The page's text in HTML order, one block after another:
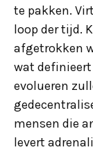
te pakken.
loop der tijd.
afgetrokken
wat definieert
evolueren
mensen die
levert